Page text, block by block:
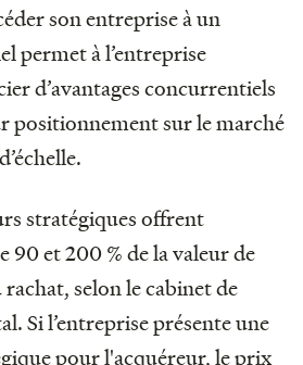
son entreprise à un
permet à l’entreprise
d’avantages concurrentiels
positionnement sur le marché
stratégiques offrent
90 et 200 % de la valeur de
selon le cabinet de
Si l’entreprise présente une
pour l'acquéreur, le prix